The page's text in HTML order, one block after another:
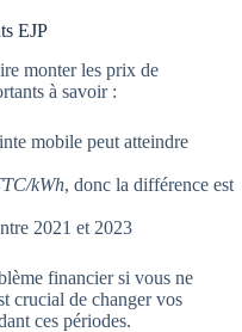
EJP
monter les prix de
à savoir :
mobile peut atteindre
kWh, donc la différence est
2021 et 2023
financier si vous ne
crucial de changer vos
ces périodes.